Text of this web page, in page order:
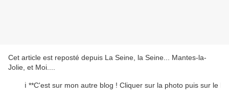
Cet article est reposté depuis La Seine, la Seine... Mantes-la-
Jolie, et Moi...
ℹ️ **C'est sur mon autre blog ! Cliquer sur la photo puis sur le